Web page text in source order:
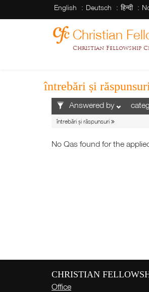
English Deutsch हिन्दी
Christian
Christian Fellowship
întrebări și răspunsuri
Answered by
întrebări și răspunsuri
No Qas found for the
CHRISTIAN
Office